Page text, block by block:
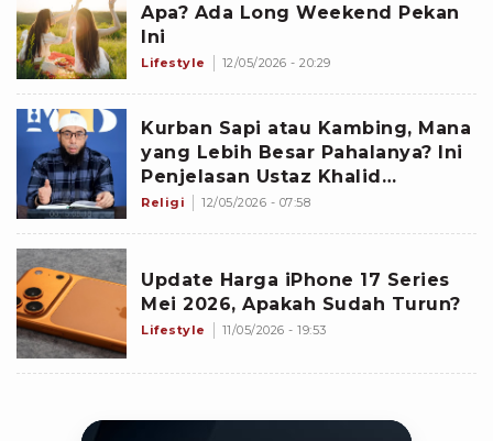
Apa? Ada Long Weekend Pekan
Ini
Lifestyle 12/05/2026 - 20:29
Kurban Sapi atau Kambing, Mana
yang Lebih Besar Pahalanya? Ini
Penjelasan Ustaz Khalid
Basalamah
Religi 12/05/2026 - 07:58
Update Harga iPhone 17 Series
Mei 2026, Apakah Sudah Turun?
Lifestyle 11/05/2026 - 19:53